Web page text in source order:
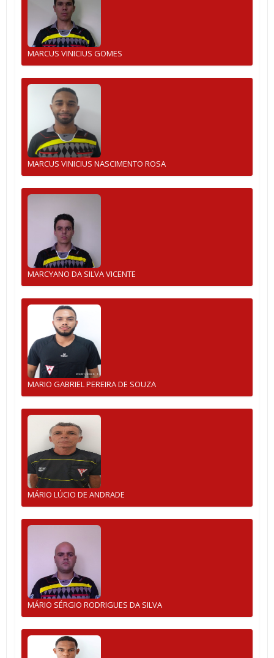
MARCUS VINICIUS GOMES
MARCUS VINICIUS NASCIMENTO ROSA
MARCYANO DA SILVA VICENTE
MARIO GABRIEL PEREIRA DE SOUZA
MÁRIO LÚCIO DE ANDRADE
MÁRIO SÉRGIO RODRIGUES DA SILVA